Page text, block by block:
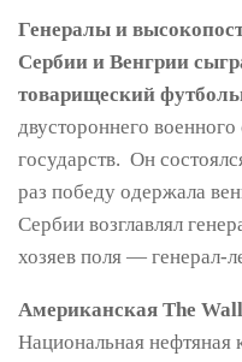
Генералы и
Сербии и Венгрии
товарищеский
двустороннего
государств. Он
раз победу одержала
Сербии возглавлял
хозяев поля — генерал-
Американская The
Национальная